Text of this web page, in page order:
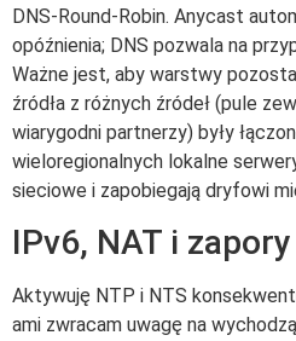
DNS-Round-Robin. Anycast
opóźnienia; DNS pozwala na
Ważne jest, aby warstwy
źródła z różnych źródeł (pule
wiarygodni partnerzy) były
wieloregionalnych lokalne
sieciowe i zapobiegają dryfowi
IPv6, NAT i
Aktywuję NTP i NTS
ami zwracam uwagę na